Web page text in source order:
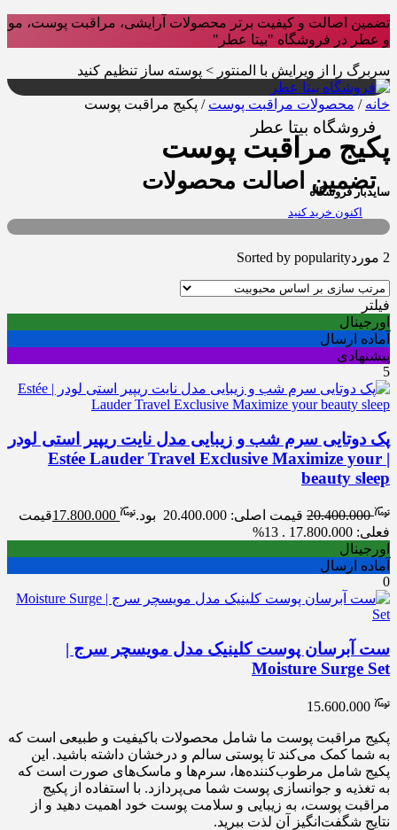
تضمین اصالت و کیفیت برتر محصولات آرایشی، مراقبت پوست، مو
و عطر در فروشگاه "بیتا عطر"
سربرگ را از ویرایش با المنتور > پوسته ساز تنظیم کنید
خانه / محصولات مراقبت پوست / پکیج مراقبت پوست
پکیج مراقبت پوست
سایدبار فروشگاه
فروشگاه بیتا عطر
تضمین اصالت محصولات
اکنون خرید کنید
2 مورد Sorted by popularity
فیلتر
اورجینال
آماده ارسال
پیشنهادی
5
پک دوتایی سرم شب و زیبایی مدل نایت ریپیر استی لودر
| Estée Lauder Travel Exclusive Maximize your
beauty sleep
20.400.000 قیمت اصلی: 20.400.000 بود. 17.800.000قیمت
فعلی: 17.800.000 .
13%
اورجینال
آماده ارسال
0
ست آبرسان پوست کلینیک مدل مویسچر سرج |
Moisture Surge Set
15.600.000
پکیج مراقبت پوست ما شامل محصولات باکیفیت و طبیعی است که
به شما کمک می‌کند تا پوستی سالم و درخشان داشته باشید. این
پکیج شامل مرطوب‌کننده‌ها، سرم‌ها و ماسک‌های صورت است که
به تغذیه و جوانسازی پوست شما می‌پردازد. با استفاده از پکیج
مراقبت پوست، به زیبایی و سلامت پوست خود اهمیت دهید و از
نتایج شگفت‌انگیز آن لذت ببرید.